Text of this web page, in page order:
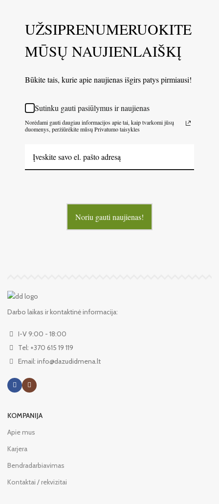
UŽSIPRENUMERUOKITE
MŪSŲ NAUJIENLAIŠKĮ
Būkite tais, kurie apie naujienas išgirs patys pirmiausi!
Sutinku gauti pasiūlymus ir naujienas
Norėdami gauti daugiau informacijos apie tai, kaip tvarkomi jūsų
duomenys, peržiūrėkite mūsų Privatumo taisykles
Noriu gauti naujienas!
Darbo laikas ir kontaktinė informacija:
I-V 9:00 - 18:00
Tel: +370 615 19 119
Email: info@dazudidmena.lt
KOMPANIJA
Apie mus
Karjera
Bendradarbiavimas
Kontaktai / rekvizitai